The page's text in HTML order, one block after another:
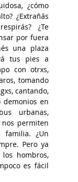
¿cómo
¿Extrañás
¿Te
por fuera
una plaza
tus pies a
con otrxs,
tomando
cantando,
demonios en
urbanas,
permiten
¿Un
Pero ya
hombros,
es fácil